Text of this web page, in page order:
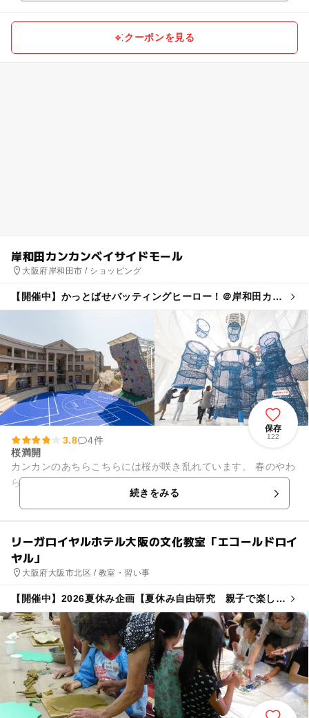
クーポンを見る
岸和田カンカンベイサイドモール
大阪府岸和田市 / ショッピング
【開催中】かっとばせバッティングヒーロー！＠岸和田カン
保存
122
3.8
4件
桜満開
カンカンのあちらこちらには桜が咲き乱れています。 春のやわ
らかい風を感じながら気持ちよくお散歩はいかがでしょう。
続きをみる
リーガロイヤルホテル大阪の文化教室「エコールドロイ
ヤル」
大阪府大阪市北区 / 教室・習い事
【開催中】2026夏休み企画【夏休み自由研究 親子で楽しむ